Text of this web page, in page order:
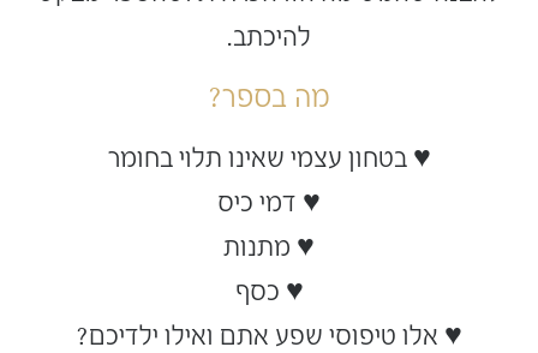
להיכתב.
מה בספר?
♥ בטחון עצמי שאינו תלוי בחומר
♥ דמי כיס
♥ מתנות
♥ כסף
♥ אלו טיפוסי שפע אתם ואילו ילדיכם?